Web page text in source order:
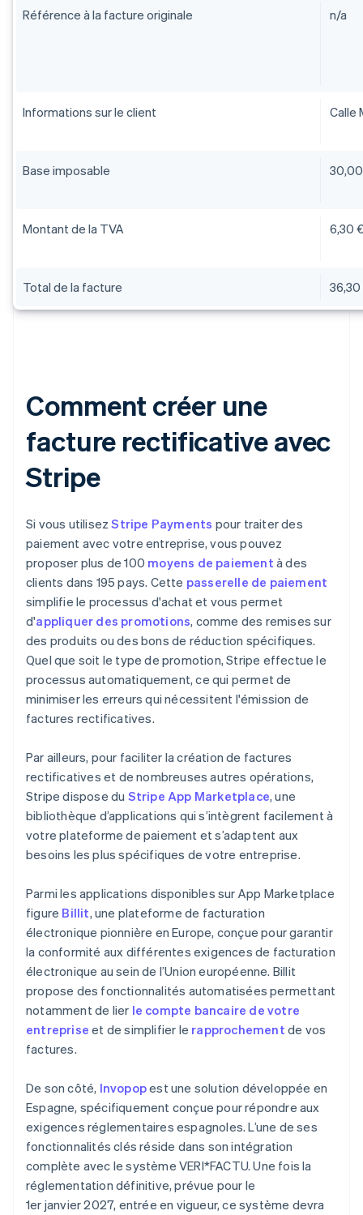
Référence à la facture originale n/a
Informations sur le client Calle
Base imposable
Montant de la TVA 6,30
Total de la facture
Comment créer une
facture rectificative avec
Stripe
Si vous utilisezStripe Payments pour traiter des
paiement avec votre entreprise, vous pouvez
proposer plus de 100 moyens de paiement à des
clients dans 195 pays. Cette passerelle de paiement
simplifie le processus d'achat et vous permet
d'appliquer des promotions, comme des remises sur
des produits ou des bons de réduction spécifiques.
Quel que soit le type de promotion, Stripe effectue le
processus automatiquement, ce qui permet de
minimiser les erreurs qui nécessitent l'émission de
factures rectificatives.
Par ailleurs, pour faciliter la création de factures
rectificatives et de nombreuses autres opérations,
Stripe dispose du Stripe App Marketplace, une
bibliothèque d’applications qui s’intègrent facilement à
votre plateforme de paiement et s’adaptent aux
besoins les plus spécifiques de votre entreprise.
Parmi les applications disponibles sur App Marketplace
figure Billit, une plateforme de facturation
électronique pionnière en Europe, conçue pour garantir
la conformité aux différentes exigences de facturation
électronique au sein de l’Union européenne. Billit
propose des fonctionnalités automatisées permettant
notamment de lier le compte bancaire de votre
entreprise et de simplifier le rapprochement de vos
factures.
De son côté, Invopopest une solution développée en
Espagne, spécifiquement conçue pour répondre aux
exigences réglementaires espagnoles. L’une de ses
fonctionnalités clés réside dans son intégration
complète avec le système VERI*FACTU. Une fois la
réglementation définitive, prévue pour le
1er janvier 2027, entrée en vigueur, ce système devra